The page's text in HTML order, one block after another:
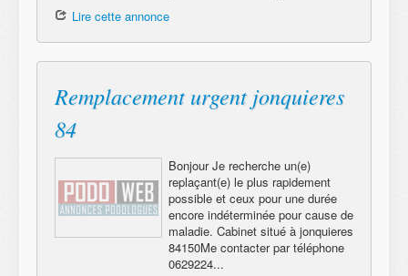
Lire cette annonce
Remplacement urgent jonquieres
84
Bonjour Je recherche un(e)
replaçant(e) le plus rapidement
possible et ceux pour une durée
encore indéterminée pour cause de
maladie. Cabinet situé à jonquieres
84150Me contacter par téléphone
0629224...